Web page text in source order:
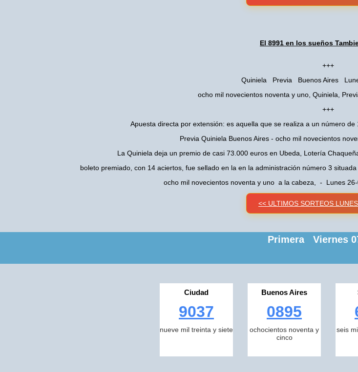
El 8991 en los sueños
+++
Quiniela Previa Buenos Aires
ocho mil novecientos noventa y uno, Quiniela,
+++
Apuesta directa por extensión: es aquella que se realiza a un número
Previa Quiniela Buenos Aires - ocho mil novecientos
La Quiniela deja un premio de casi 73.000 euros en Ubeda, Lotería
boleto premiado, con 14 aciertos, fue sellado en la en la administración número 3
ocho mil novecientos noventa y uno a la cabeza, - Lunes
<< ULTIMOS SORTEOS
Primera Viernes
Ciudad
9037
nueve mil treinta y siete
Buenos Aires
0895
ochocientos noventa y
cinco
seis